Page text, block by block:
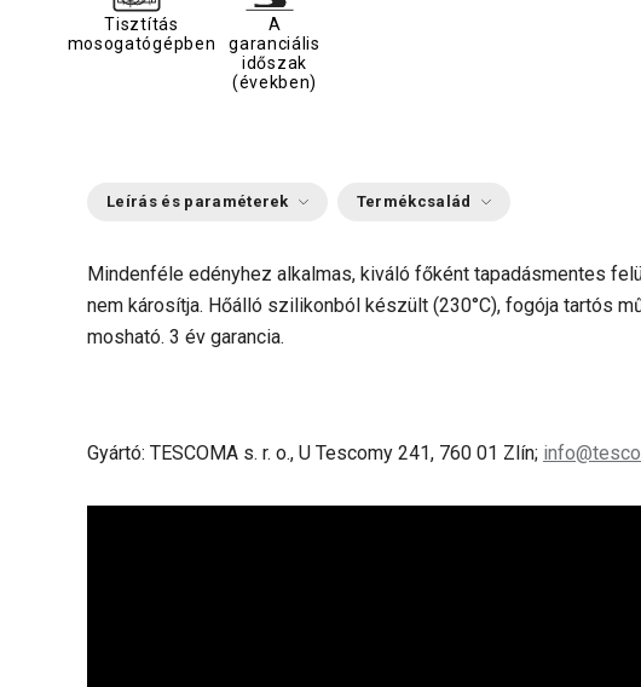
Tisztítás
mosogatógépben
A
garanciális
időszak
(években)
Leírás és paraméterek Termékcsalád
Mindenféle edényhez alkalmas, kiváló főként tapadásmentes
nem károsítja. Hőálló szilikonból készült (230°C), fogója tartós
mosható. 3 év garancia.
Gyártó: TESCOMA s. r. o., U Tescomy 241, 760 01 Zlín;